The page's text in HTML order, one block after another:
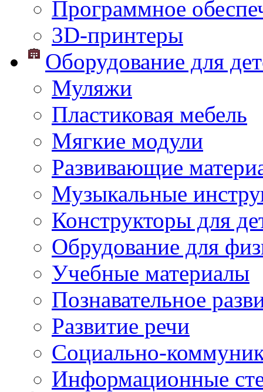
Программное
3D-принтеры
Оборудование для
Муляжи
Пластиковая мебель
Мягкие модули
Развивающие
Музыкальные
Конструкторы для
Обрудование для
Учебные материалы
Познавательное
Развитие речи
Социально-
Информационные